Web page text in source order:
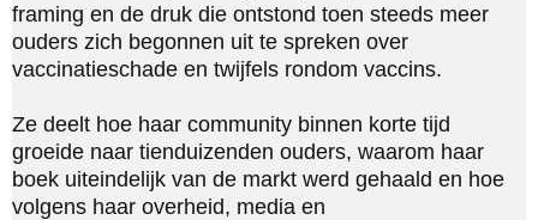
framing en de druk die ontstond toen steeds meer
ouders zich begonnen uit te spreken over
vaccinatieschade en twijfels rondom vaccins.
Ze deelt hoe haar community binnen korte tijd
groeide naar tienduizenden ouders, waarom haar
boek uiteindelijk van de markt werd gehaald en hoe
volgens haar overheid, media en